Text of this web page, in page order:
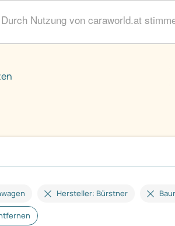
Nutzung von caraworld.at
Hersteller: Bürstner